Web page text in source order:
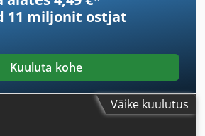
11 miljonit ostjat
Kuuluta kohe
Väike kuulutus